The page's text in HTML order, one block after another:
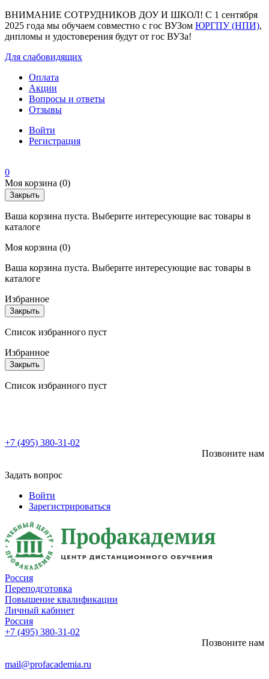
ВНИМАНИЕ СОТРУДНИКОВ ДОУ И ШКОЛ! С 1 сентября
2025 года мы обучаем совместно с гос ВУЗом ЮРГПУ (НПИ),
дипломы и удостоверения будут от гос ВУЗа!
Для слабовидящих
Оплата
Акции
Вопросы и ответы
Отзывы
Войти
Регистрация
0
Моя корзина (0)
Закрыть
Ваша корзина пуста. Выберите интересующие вас товары в
каталоге
Моя корзина (0)
Ваша корзина пуста. Выберите интересующие вас товары в
каталоге
Избранное
Закрыть
Список избранного пуст
Избранное
Закрыть
Список избранного пуст
+7 (495) 380-31-02
Позвоните нам
Задать вопрос
Войти
Зарегистрироваться
Россия
Переподготовка
Повышение квалификации
Личный кабинет
Россия
+7 (495) 380-31-02
Позвоните нам
mail@profacademia.ru